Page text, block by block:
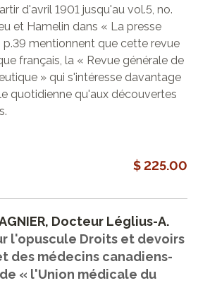
d'avril 1901 jusqu'au vol.5, no.
et Hamelin dans « La presse
p.39 mentionnent que cette revue
français, la « Revue générale de
» qui s'intéresse davantage
quotidienne qu'aux découvertes
$ 225.00
Docteur Léglius-A.
l'opuscule Droits et devoirs
des médecins canadiens-
« l'Union médicale du